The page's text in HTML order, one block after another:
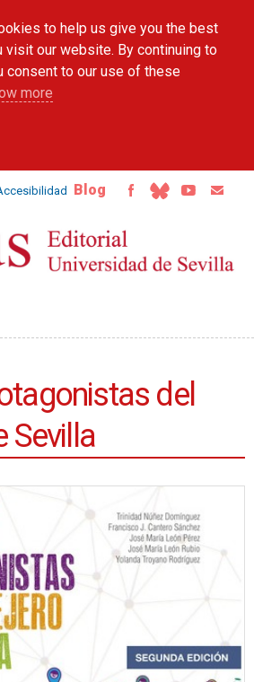
main
content
to help us give you the best
visit our website. By continuing to
consent to our use of these
more
Blog
del
Sevilla